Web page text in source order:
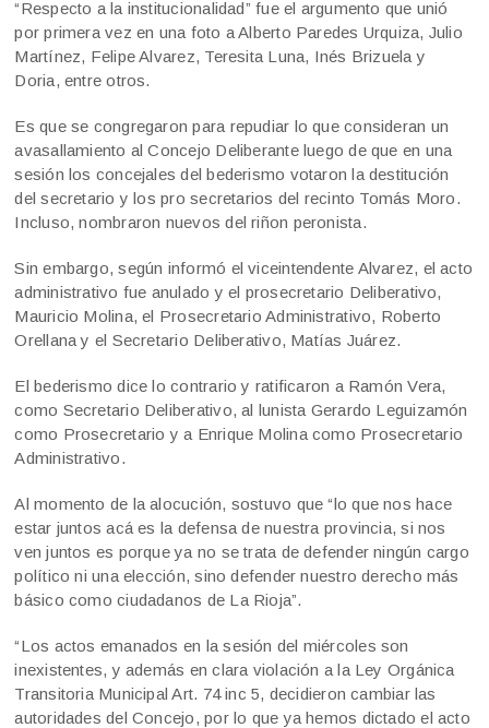
“Respecto a la institucionalidad” fue el argumento que unió
por primera vez en una foto a Alberto Paredes Urquiza, Julio
Martínez, Felipe Alvarez, Teresita Luna, Inés Brizuela y
Doria, entre otros.
Es que se congregaron para repudiar lo que consideran un
avasallamiento al Concejo Deliberante luego de que en una
sesión los concejales del bederismo votaron la destitución
del secretario y los pro secretarios del recinto Tomás Moro.
Incluso, nombraron nuevos del riñon peronista.
Sin embargo, según informó el viceintendente Alvarez, el acto
administrativo fue anulado y el prosecretario Deliberativo,
Mauricio Molina, el Prosecretario Administrativo, Roberto
Orellana y el Secretario Deliberativo, Matías Juárez.
El bederismo dice lo contrario y ratificaron a Ramón Vera,
como Secretario Deliberativo, al lunista Gerardo Leguizamón
como Prosecretario y a Enrique Molina como Prosecretario
Administrativo.
Al momento de la alocución, sostuvo que “lo que nos hace
estar juntos acá es la defensa de nuestra provincia, si nos
ven juntos es porque ya no se trata de defender ningún cargo
político ni una elección, sino defender nuestro derecho más
básico como ciudadanos de La Rioja”.
“Los actos emanados en la sesión del miércoles son
inexistentes, y además en clara violación a la Ley Orgánica
Transitoria Municipal Art. 74 inc 5, decidieron cambiar las
autoridades del Concejo, por lo que ya hemos dictado el acto